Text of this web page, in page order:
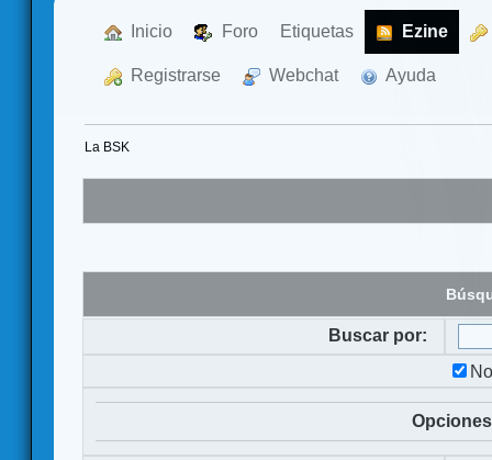
Inicio Foro Etiquetas Ezine
Registrarse Webchat Ayuda
La BSK
Buscar por: